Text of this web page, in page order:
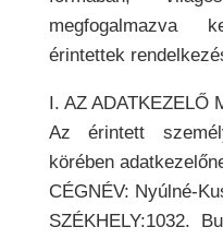
megfogalmazva
érintettek
I. AZ ADATKEZELŐ
Az érintett
körében
CÉGNÉV: Nyúlné-
SZÉKHELY:1032.